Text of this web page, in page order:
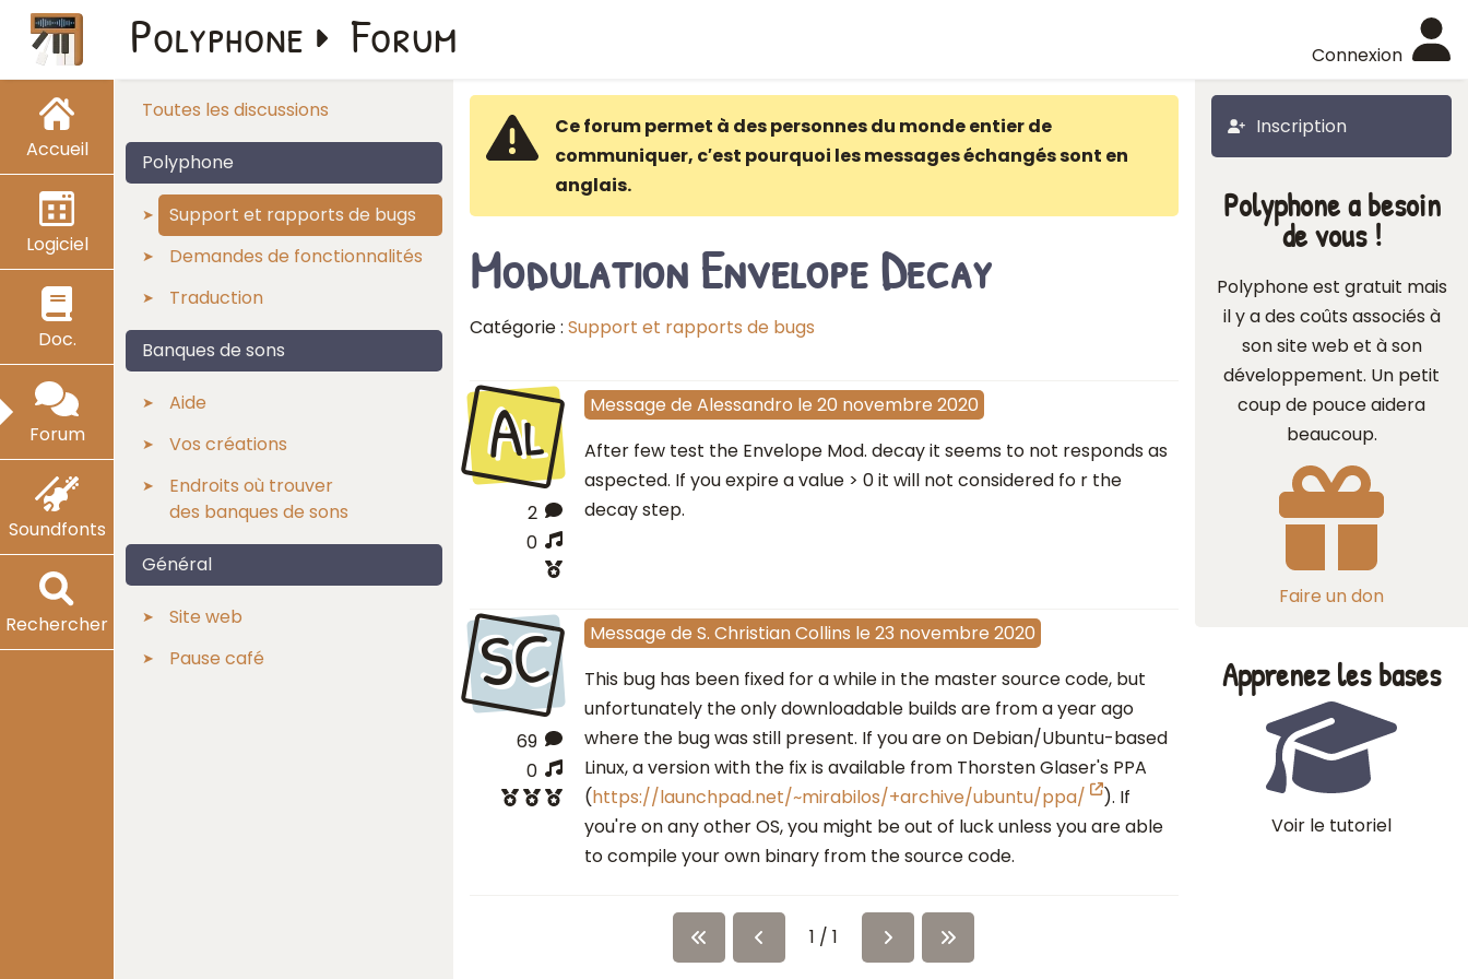
Accueil
Logiciel
Doc.
Forum
Soundfonts
Rechercher
Connexion
Polyphone Forum
Toutes les discussions
Polyphone
Support et rapports de bugs
Demandes de fonctionnalités
Traduction
Banques de sons
Aide
Vos créations
Endroits où trouver
des banques de sons
Général
Site web
Pause café
Inscription
Ce forum permet à des personnes du monde entier de
communiquer, c′est pourquoi les messages échangés sont en
anglais.
Modulation Envelope Decay
Catégorie : Support et rapports de bugs
Al
2
0
Message de Alessandro le 20 novembre 2020
After few test the Envelope Mod. decay it seems to not responds as
aspected. If you expire a value > 0 it will not considered fo r the
decay step.
SC
69
0
Message de S. Christian Collins le 23 novembre 2020
This bug has been fixed for a while in the master source code, but
unfortunately the only downloadable builds are from a year ago
where the bug was still present. If you are on Debian/Ubuntu-based
Linux, a version with the fix is available from Thorsten Glaser's PPA
(https://launchpad.net/~mirabilos/+archive/ubuntu/ppa/
). If
you're on any other OS, you might be out of luck unless you are able
to compile your own binary from the source code.
1 / 1
Polyphone a besoin
de vous !
Polyphone est gratuit mais
il y a des coûts associés à
son site web et à son
développement. Un petit
coup de pouce aidera
beaucoup.
Faire un don
Apprenez les bases
Voir le tutoriel